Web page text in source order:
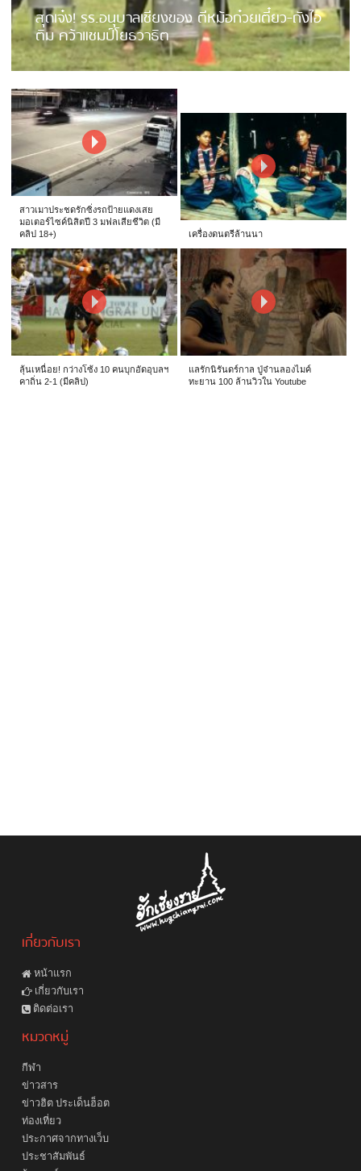
สุดเจ๋ง! รร.อนุบาลเชียงของ ตีหม้อก๋วยเตี๋ยว-ถังไอ
ติม คว้าแชมป์โยธวาธิต
สาวเมาประชดรักซิ่งรถป้ายแดงเสย
มอเตอร์ไซค์นิสิตปี 3 มฟลเสียชีวิต (มี
คลิป 18+)
เครื่องดนตรีล้านนา
ลุ้นเหนื่อย! กว่างโซ้ง 10 คนบุกอัดอุบลฯ
คาถิ่น 2-1 (มีคลิป)
แลรักนิรันดร์กาล ปู่จ๋านลองไมค์
ทะยาน 100 ล้านวิวใน Youtube
เกี่ยวกับเรา
หน้าแรก
เกี่ยวกับเรา
ติดต่อเรา
หมวดหมู่
กีฬา
ข่าวสาร
ข่าวฮิต ประเด็นฮ็อต
ท่องเที่ยว
ประกาศจากทางเว็บ
ประชาสัมพันธ์